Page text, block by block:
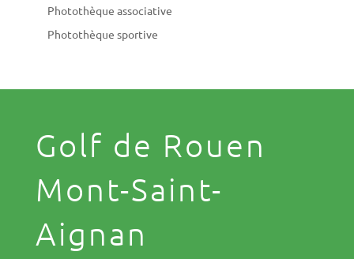
Photothèque associative
Photothèque sportive
Golf de Rouen
Mont-Saint-
Aignan